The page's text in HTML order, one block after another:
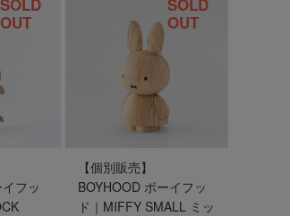
フッ
OUT
【個別販売】
BOYHOOD ボーイフッ
ド｜MIFFY SMALL ミッ
OUT